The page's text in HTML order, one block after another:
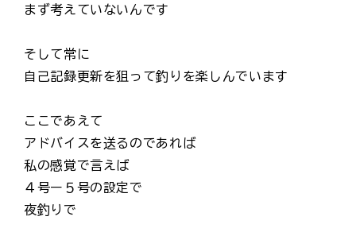
まず考えていないんです
そして常に
自己記録更新を狙って釣りを楽しんでいます
ここであえて
アドバイスを送るのであれば
私の感覚で言えば
４号ー５号の設定で
夜釣りで